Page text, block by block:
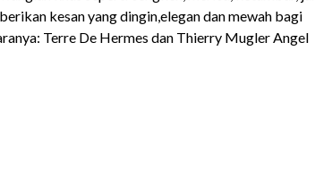
kesan yang dingin,elegan dan mewah bagi
Terre De Hermes dan Thierry Mugler Angel